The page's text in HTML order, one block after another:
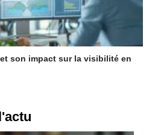
son impact sur la visibilité en